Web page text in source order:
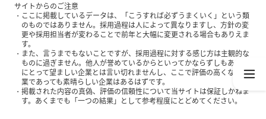
サイトからのご注意
ここに掲載しているデータは、「こうすれば必ずうまくいく」という類
のものではありません。採用過程は人によって異なりますし、方針の変
更や採用担当者が変わることで前年と大幅に変更される場合もありえま
す。
また、言うまでもないことですが、採用過程に対する感じ方は主観的な
ものに過ぎません。他人が誉めているからといってかならずしもあなた
にとって望ましい企業とは言い切れませんし、ここで評価の高くない企
業であっても素晴らしい企業はあるはずです。
掲載された内容の真偽、評価の信頼性について当サイトは保証しかねま
す。あくまでも「一つの結果」として参考程度にとどめてください。